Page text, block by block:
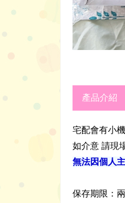
產品介紹
宅配會有小
如介意 請現
無法因個人
保存期限：